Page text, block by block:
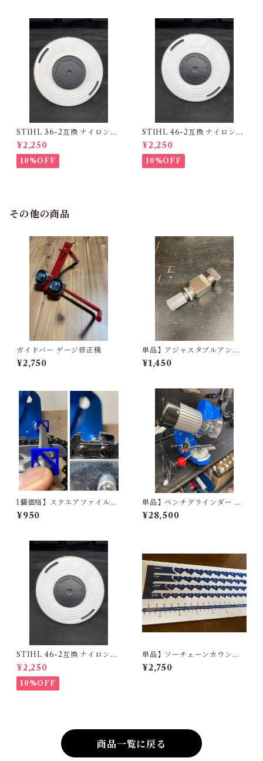
STIHL 36-2互換 ナイロンカ
ッターヘッド
¥2,250
10%OFF
STIHL 46-2互換 ナイロンカ
ッターヘッド
¥2,250
10%OFF
その他の商品
ガイドバー ゲージ修正機
¥2,750
単品】アジャスタブルアンビ
ル チェーンブレーカー
¥1,450
1個価格】スクエアファイルガ
イド
¥950
単品】ベンチグラインダー フ
ィックスセンター/チェンソー
ベンチグラインダー
¥28,500
STIHL 46-2互換 ナイロンカ
ッターヘッド
¥2,250
10%OFF
単品】ソーチェーンカウンタ
ーステッカー/チェーンスケー
ル
¥2,750
商品一覧に戻る